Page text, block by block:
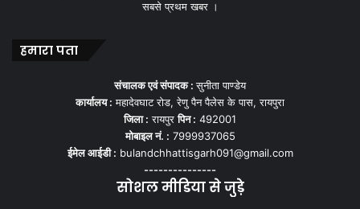
सबसे प्रथम खबर ।
हमारा पता
संचालक एवं संपादक :सुनीता पाण्डेय
कार्यालय : महादेवघाट रोड, रेणु पैन पैलेस के पास, रायपुरा
जिला : रायपुरपिन : 492001
मोबाइल नं. : 7999937065
ईमेल आईडी : bulandchhattisgarh091@gmail.com
---------------
सोशल मीडिया से जुड़े